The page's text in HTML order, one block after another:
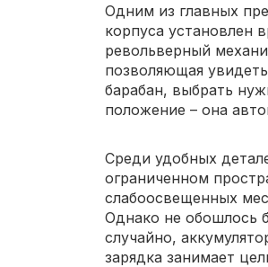
Одним из главных
корпуса
револьверный
позволяющая
барабан, выбрать
положение – она
Среди удобных
ограниченном
слабоосвещенных
Однако не обошлось
случайно,
зарядка занимает